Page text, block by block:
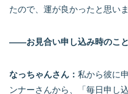
たので、運が良かったと思い
――お見合い申し込み時のこ
なっちゃんさん： 私から彼に
ンナーさんから、「毎日申し